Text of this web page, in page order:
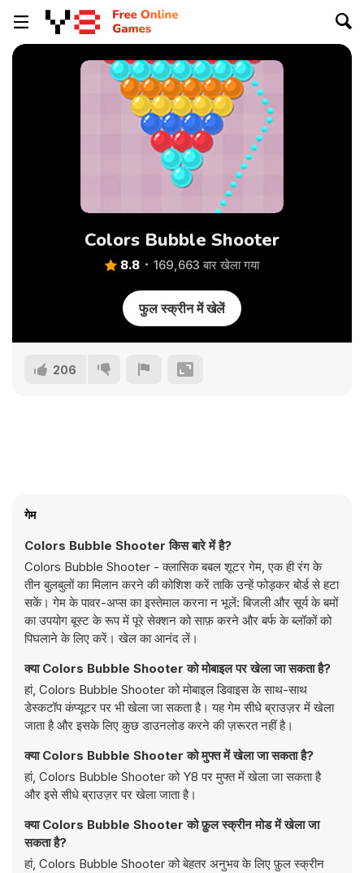
Colors Bubble Shooter
8.8 169,663 बार खेला गया
फुल स्क्रीन में खेलें
206
गेम
Colors Bubble Shooter किस बारे में है?
Colors Bubble Shooter - क्लासिक बबल शूटर गेम, एक ही रंग के
तीन बुलबुलों का मिलान करने की कोशिश करें ताकि उन्हें फोड़कर बोर्ड से हटा
सकें। गेम के पावर-अप्स का इस्तेमाल करना न भूलें: बिजली और सूर्य के बमों
का उपयोग बूस्ट के रूप में पूरे सेक्शन को साफ़ करने और बर्फ के ब्लॉकों को
पिघलाने के लिए करें। खेल का आनंद लें।
क्या Colors Bubble Shooter को मोबाइल पर खेला जा सकता है?
हां, Colors Bubble Shooter को मोबाइल डिवाइस के साथ-साथ
डेस्कटॉप कंप्यूटर पर भी खेला जा सकता है। यह गेम सीधे ब्राउज़र में खेला
जाता है और इसके लिए कुछ डाउनलोड करने की ज़रूरत नहीं है।
क्या Colors Bubble Shooter को मुफ्त में खेला जा सकता है?
हां, Colors Bubble Shooter को Y8 पर मुफ्त में खेला जा सकता है
और इसे सीधे ब्राउज़र पर खेला जाता है।
क्या Colors Bubble Shooter को फ़ुल स्क्रीन मोड में खेला जा
सकता है?
हां, Colors Bubble Shooter को बेहतर अनुभव के लिए फ़ुल स्क्रीन